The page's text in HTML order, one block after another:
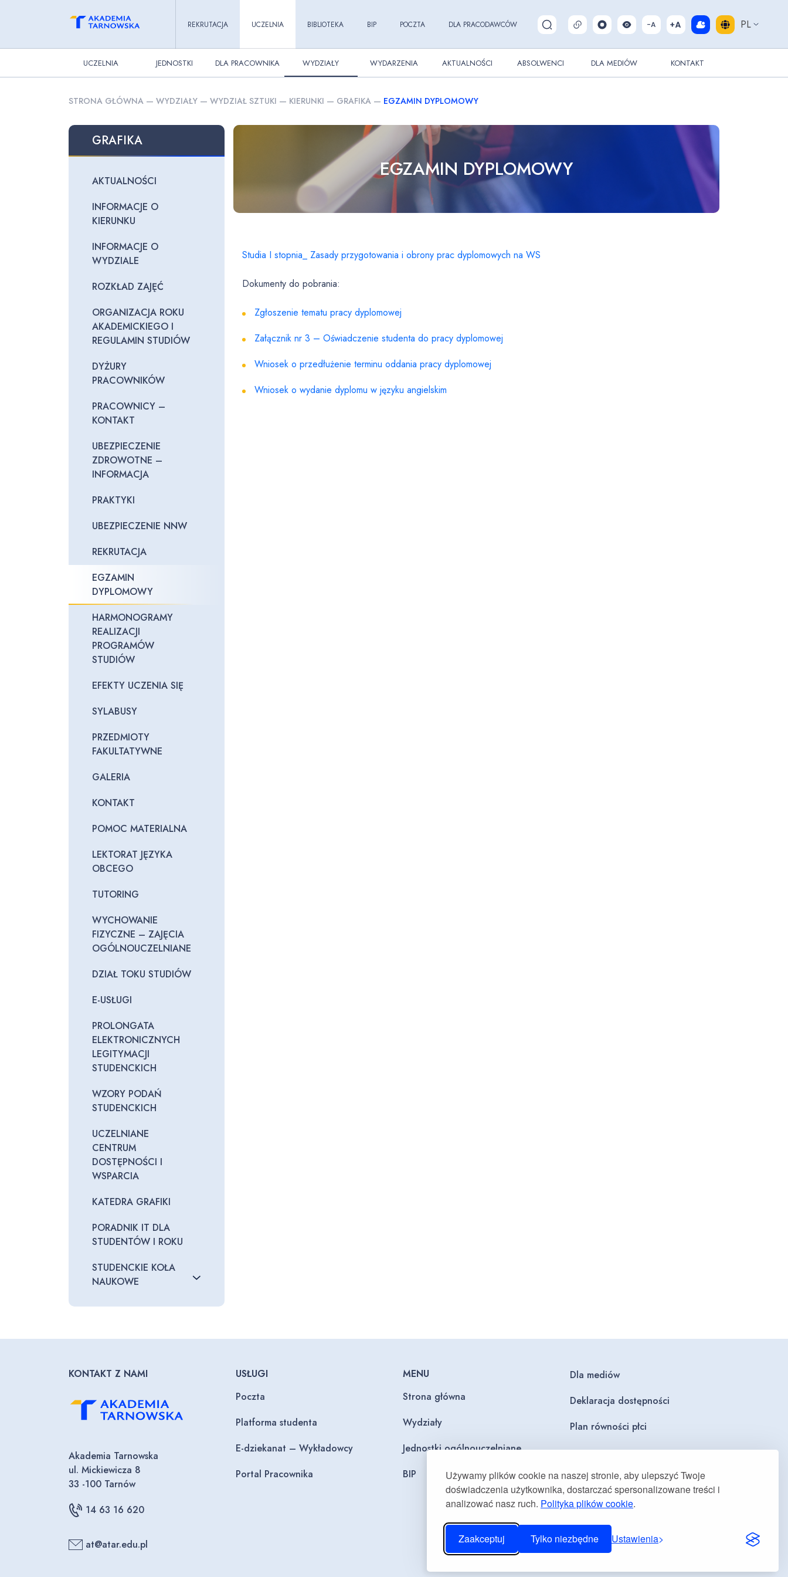
Używamy plików cookie na naszej stronie, aby ulepszyć Twoje
doświadczenia użytkownika, dostarczać spersonalizowane treści i
analizować nasz ruch. Polityka plików cookie.
Zaakceptuj Tylko niezbędne Ustawienia
REKRUTACJA UCZELNIA BIBLIOTEKA BIP POCZTA DLA PRACODAWCÓW Pokaż/ukryj wyszukiwarkę PL
UCZELNIA JEDNOSTKI DLA PRACOWNIKA WYDZIAŁY WYDARZENIA AKTUALNOŚCI ABSOLWENCI DLA MEDIÓW KONTAKT
STRONA GŁÓWNA — WYDZIAŁY — WYDZIAŁ SZTUKI — KIERUNKI — GRAFIKA — EGZAMIN DYPLOMOWY
GRAFIKA
AKTUALNOŚCI
INFORMACJE O
KIERUNKU
INFORMACJE O
WYDZIALE
ROZKŁAD ZAJĘĆ
ORGANIZACJA ROKU
AKADEMICKIEGO I
REGULAMIN STUDIÓW
DYŻURY
PRACOWNIKÓW
PRACOWNICY –
KONTAKT
UBEZPIECZENIE
ZDROWOTNE –
INFORMACJA
PRAKTYKI
UBEZPIECZENIE NNW
REKRUTACJA
EGZAMIN
DYPLOMOWY
HARMONOGRAMY
REALIZACJI
PROGRAMÓW
STUDIÓW
EFEKTY UCZENIA SIĘ
SYLABUSY
PRZEDMIOTY
FAKULTATYWNE
GALERIA
KONTAKT
POMOC MATERIALNA
LEKTORAT JĘZYKA
OBCEGO
TUTORING
WYCHOWANIE
FIZYCZNE – ZAJĘCIA
OGÓLNOUCZELNIANE
DZIAŁ TOKU STUDIÓW
E-USŁUGI
PROLONGATA
ELEKTRONICZNYCH
LEGITYMACJI
STUDENCKICH
WZORY PODAŃ
STUDENCKICH
UCZELNIANE
CENTRUM
DOSTĘPNOŚCI I
WSPARCIA
KATEDRA GRAFIKI
PORADNIK IT DLA
STUDENTÓW I ROKU
STUDENCKIE KOŁA
NAUKOWE
EGZAMIN DYPLOMOWY
Studia I stopnia_ Zasady przygotowania i obrony prac dyplomowych na WS
Dokumenty do pobrania:
Zgłoszenie tematu pracy dyplomowej
Załącznik nr 3 – Oświadczenie studenta do pracy dyplomowej
Wniosek o przedłużenie terminu oddania pracy dyplomowej
Wniosek o wydanie dyplomu w języku angielskim
KONTAKT Z NAMI
Akademia Tarnowska
ul. Mickiewicza 8
33 -100 Tarnów
14 63 16 620
at@atar.edu.pl
USŁUGI
Poczta
Platforma studenta
E-dziekanat – Wykładowcy
Portal Pracownika
MENU
Strona główna
Wydziały
Jednostki ogólnouczelniane
BIP
Dla mediów
Deklaracja dostępności
Plan równości płci